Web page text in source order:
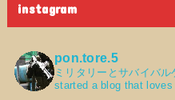
instagram
pon.tore.5
ミリタリーとサバイバル
started a blog that